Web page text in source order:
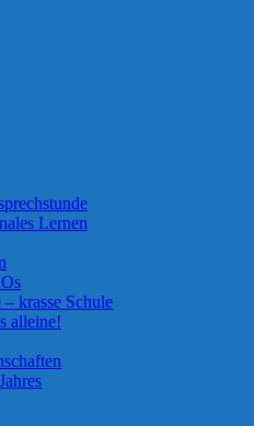
Lernen
krasse Schule
alleine!